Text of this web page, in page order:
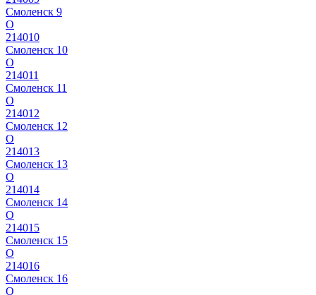
Смоленск 9
О
214010
Смоленск 10
О
214011
Смоленск 11
О
214012
Смоленск 12
О
214013
Смоленск 13
О
214014
Смоленск 14
О
214015
Смоленск 15
О
214016
Смоленск 16
О